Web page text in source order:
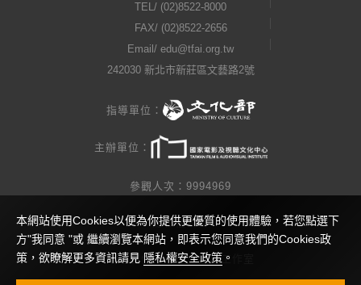
TEL/ (02)8522-8000
FAX/ (02)8522-2656
Email/ edu@tfai.org.tw
242030 新北市新莊區文藝路2號
指導單位：
主辦單位：
參觀人次：9994969
隱私權公告
網站製作 / 瓜口瓜設計工作室
本網站使用Cookies以便為你提供更優質的使用體驗，若您點選下
方"我同意 "或 繼續瀏覽本網站，即表示您同意我們的Cookies政
策，欲瞭解更多資訊請見 隱私權安全政策 。